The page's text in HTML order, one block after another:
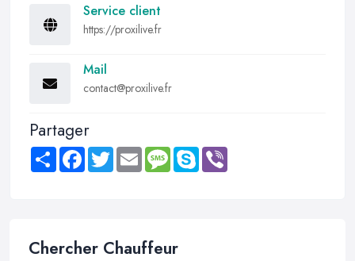
Service client
https://proxilive.fr
Mail
contact@proxilive.fr
Partager
Share FacebookTwitter Email MessageSkype
Chercher Chauffeur